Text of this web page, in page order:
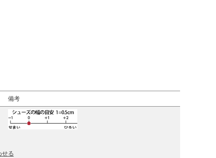
備考
せる